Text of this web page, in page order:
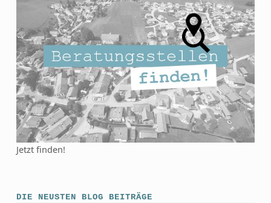
Jetzt finden!
DIE NEUSTEN BLOG BEITRÄGE